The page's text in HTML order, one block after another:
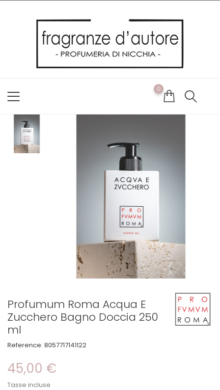
Utilizziamo i cookie per offrirti la migliore esperienza possibile
sul nostro sito web. Cliccando su OK, acconsenti alla nostra
politica sui cookie. Se desideri modificare le tue preferenze sui
cookie, puoi farlo
CAMBIA LE MIE PREFERENZE
0
Profumum Roma Acqua E
Zucchero Bagno Doccia 250
ml
Reference: 8057717141122
45,00 €
Tasse incluse